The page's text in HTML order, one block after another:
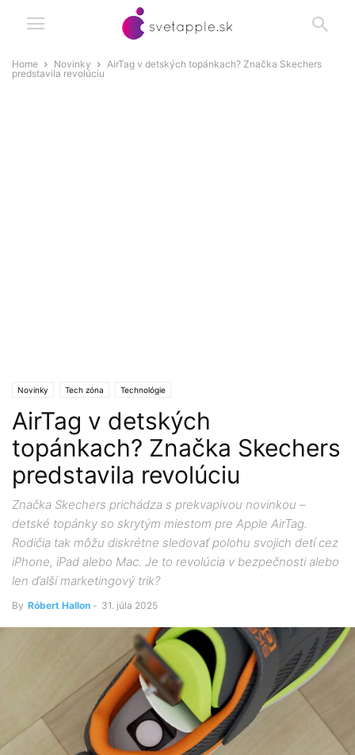
Home Novinky
AirTag v detských topánkach? Značka Skechers
predstavila revolúciu
Novinky Tech zóna Technológie
AirTag v detských
topánkach? Značka Skechers
predstavila revolúciu
Značka Skechers prichádza s prekvapivou novinkou –
detské topánky so skrytým miestom pre Apple AirTag.
Rodičia tak môžu diskrétne sledovať polohu svojich detí cez
iPhone, iPad alebo Mac. Je to revolúcia v bezpečnosti alebo
len ďalší marketingový trik?
By Róbert Hallon - 31. júla 2025